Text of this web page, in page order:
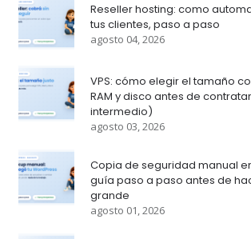
Reseller hosting: como
tus clientes, paso a paso
agosto 04, 2026
VPS: cómo elegir el tamaño
RAM y disco antes de
intermedio)
agosto 03, 2026
Copia de seguridad manual
guía paso a paso antes de
grande
agosto 01, 2026